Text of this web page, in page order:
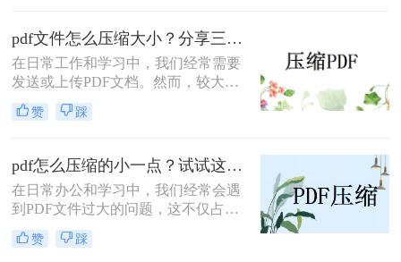
本文将介绍两种解决PDF文件过大无
法上传的方法，帮助你轻松应对这一
问题。
pdf文件怎么压缩大小？分享三种实用压缩方法！
在日常工作和学习中，我们经常需要
发送或上传PDF文档。然而，较大的
文件可能会导致传输缓慢或者无法满
足上传限制。那么pdf文件怎么压缩大
缩方法，帮助你轻松减小文件大小。
赞 踩
pdf怎么压缩的小一点？试试这三种实用压缩方法！
在日常办公和学习中，我们经常会遇
到PDF文件过大的问题，这不仅占用
了大量的存储空间，还影响了文件的
传输速度。那么pdf怎么压缩的小一点
赞 踩